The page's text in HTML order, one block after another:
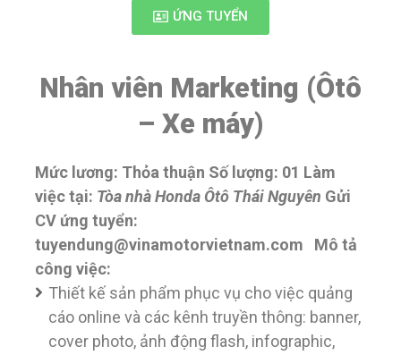
ỨNG TUYỂN
Nhân viên Marketing (Ôtô
– Xe máy)
Mức lương: Thỏa thuận Số lượng: 01 Làm
việc tại: Tòa nhà Honda Ôtô Thái Nguyên Gửi
CV ứng tuyển:
tuyendung@vinamotorvietnam.com
Mô tả
công việc:
Thiết kế sản phẩm phục vụ cho việc quảng
cáo online và các kênh truyền thông: banner,
cover photo, ảnh động flash, infographic,